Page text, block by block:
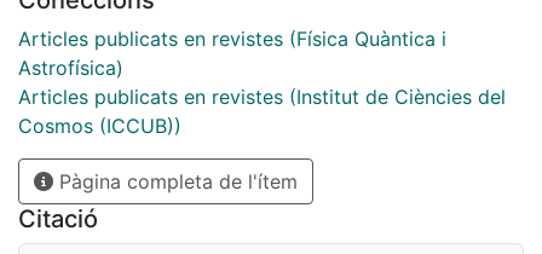
Articles publicats en revistes (Física Quàntica i
Astrofísica)
Articles publicats en revistes (Institut de Ciències del
Cosmos (ICCUB))
Pàgina completa de l'ítem
Citació